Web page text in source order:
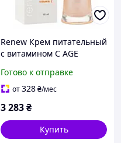
Renew Крем питательный
с витамином С AGE
C 50 мл
Готово к отправке
от328₴/мес
3 283₴
Купить